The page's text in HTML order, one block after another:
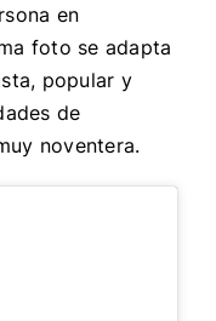
en
foto se adapta
popular y
de
noventera.